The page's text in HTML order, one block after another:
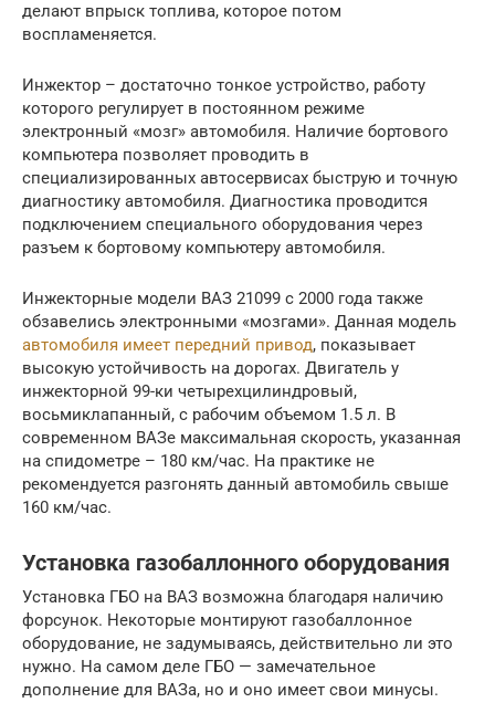
делают впрыск топлива, которое потом
воспламеняется.
Инжектор – достаточно тонкое устройство, работу
которого регулирует в постоянном режиме
электронный «мозг» автомобиля. Наличие бортового
компьютера позволяет проводить в
специализированных автосервисах быструю и точную
диагностику автомобиля. Диагностика проводится
подключением специального оборудования через
разъем к бортовому компьютеру автомобиля.
Инжекторные модели ВАЗ 21099 с 2000 года также
обзавелись электронными «мозгами». Данная модель
автомобиля имеет передний привод, показывает
высокую устойчивость на дорогах. Двигатель у
инжекторной 99-ки четырехцилиндровый,
восьмиклапанный, с рабочим объемом 1.5 л. В
современном ВАЗе максимальная скорость, указанная
на спидометре – 180 км/час. На практике не
рекомендуется разгонять данный автомобиль свыше
160 км/час.
Установка газобаллонного оборудования
Установка ГБО на ВАЗ возможна благодаря наличию
форсунок. Некоторые монтируют газобаллонное
оборудование, не задумываясь, действительно ли это
нужно. На самом деле ГБО — замечательное
дополнение для ВАЗа, но и оно имеет свои минусы.